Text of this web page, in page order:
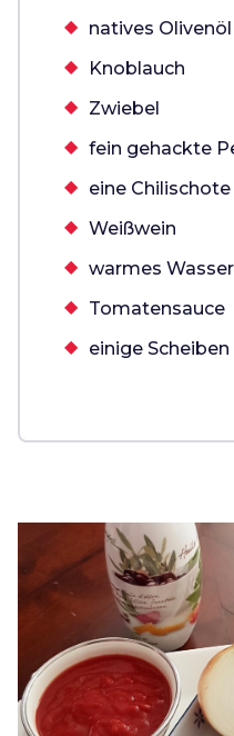
natives
Knoblauch
Zwiebel
fein gehackte
eine Chilischote
Weißwein
warmes
Tomatensauce
einige